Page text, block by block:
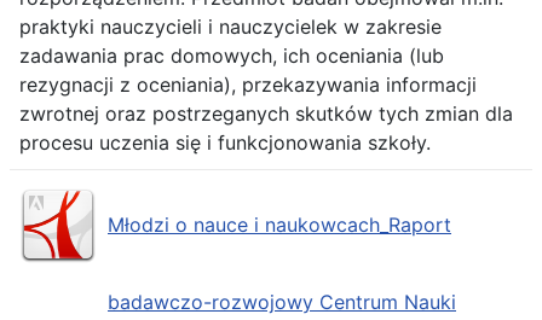
praktyki nauczycieli i nauczycielek w zakresie
zadawania prac domowych, ich oceniania (lub
rezygnacji z oceniania), przekazywania informacji
zwrotnej oraz postrzeganych skutków tych zmian dla
procesu uczenia się i funkcjonowania szkoły.
Młodzi o nauce i naukowcach_Raport
badawczo-rozwojowy Centrum Nauki